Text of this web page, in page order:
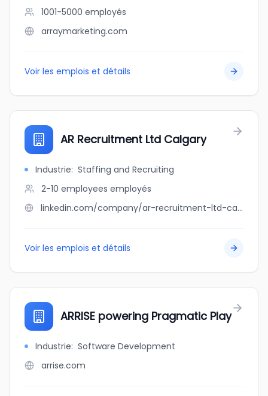
1001-5000 employés
arraymarketing.com
Voir les emplois et détails
AR Recruitment Ltd Calgary
Industrie: Staffing and Recruiting
2-10 employees employés
linkedin.com/company/ar-recruitment-ltd-calgary
Voir les emplois et détails
ARRISE powering Pragmatic Play
Industrie: Software Development
arrise.com